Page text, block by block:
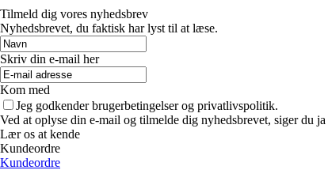
Tilmeld dig vores nyhedsbrev
Nyhedsbrevet, du faktisk har lyst til at læse.
Skriv din e-mail her
Kom med
Jeg godkender brugerbetingelser og privatlivspolitik.
Ved at oplyse din e-mail og tilmelde dig nyhedsbrevet, siger du
Lær os at kende
Kundeordre
Kundeordre